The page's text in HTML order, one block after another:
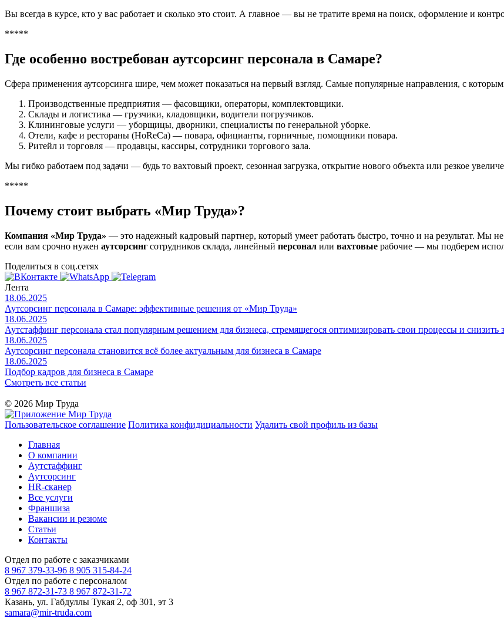
Вы всегда в курсе, кто у вас работает и сколько это стоит. А главное — вы не тратите время на поиск, оформление и
*****
Где особенно востребован аутсорсинг персонала в Самаре?
Сфера применения аутсорсинга шире, чем может показаться на первый взгляд. Самые популярные направления, с
Производственные предприятия — фасовщики, операторы, комплектовщики.
Склады и логистика — грузчики, кладовщики, водители погрузчиков.
Клининговые услуги — уборщицы, дворники, специалисты по генеральной уборке.
Отели, кафе и рестораны (HoReCa) — повара, официанты, горничные, помощники повара.
Ритейл и торговля — продавцы, кассиры, сотрудники торгового зала.
Мы гибко работаем под задачи — будь то вахтовый проект, сезонная загрузка, открытие нового объекта или резкое
*****
Почему стоит выбрать «Мир Труда»?
Компания «Мир Труда» — это надежный кадровый партнер, который умеет работать быстро, точно и на результат. Мы
если вам срочно нужен аутсорсинг сотрудников склада, линейный персонал или вахтовые рабочие — мы подберем
Поделиться в соц.сетях
Лента
18.06.2025
Аутсорсинг персонала в Самаре: эффективные решения от «Мир Труда»
18.06.2025
Аутстаффинг персонала стал популярным решением для бизнеса, стремящегося оптимизировать свои процессы и снизить
18.06.2025
Аутсорсинг персонала становится всё более актуальным для бизнеса в Самаре
18.06.2025
Подбор кадров для бизнеса в Самаре
Смотреть все статьи
© 2026 Мир Труда
Пользовательское соглашение Политика конфидициальности Удалить свой профиль из базы
Главная
О компании
Аутстаффинг
Аутсорсинг
HR-сканер
Все услуги
Франшиза
Вакансии и резюме
Статьи
Контакты
Отдел по работе с заказчиками
8 967 379-33-96 8 905 315-84-24
Отдел по работе с персоналом
8 967 872-31-73 8 967 872-31-72
Казань, ул. Габдуллы Тукая 2, оф 301, эт 3
samara@mir-truda.com